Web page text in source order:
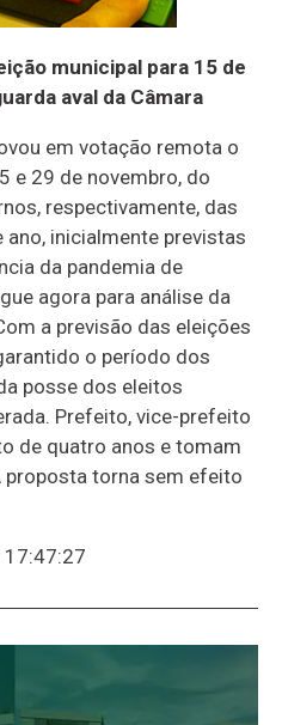
municipal para 15 de
aval da Câmara
em votação remota o
e 29 de novembro, do
respectivamente, das
inicialmente previstas
da pandemia de
agora para análise da
a previsão das eleições
o período dos
posse dos eleitos
Prefeito, vice-prefeito
de quatro anos e tomam
proposta torna sem efeito